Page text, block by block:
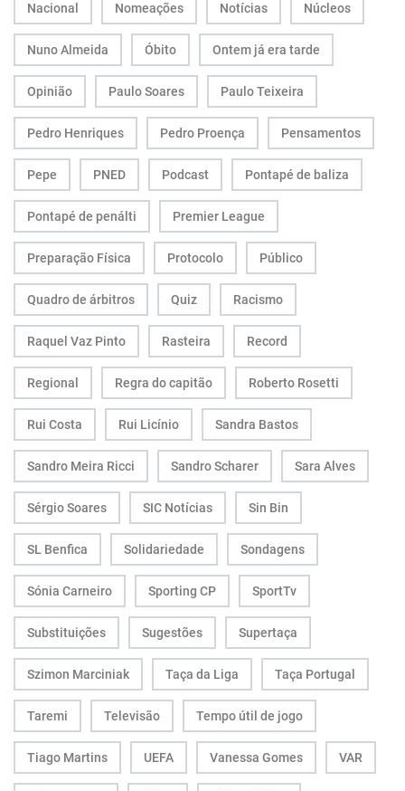
Nacional Nomeações Notícias Núcleos
Nuno Almeida Óbito Ontem já era tarde
Opinião Paulo Soares Paulo Teixeira
Pedro Henriques Pedro Proença Pensamentos
Pepe PNED Podcast Pontapé de baliza
Pontapé de penálti Premier League
Preparação Física Protocolo Público
Quadro de árbitros Quiz Racismo
Raquel Vaz Pinto Rasteira Record
Regional Regra do capitão Roberto Rosetti
Rui Costa Rui Licínio Sandra Bastos
Sandro Meira Ricci Sandro Scharer Sara Alves
Sérgio Soares SIC Notícias Sin Bin
SL Benfica Solidariedade Sondagens
Sónia Carneiro Sporting CP SportTv
Substituições Sugestões Supertaça
Szimon Marciniak Taça da Liga Taça Portugal
Taremi Televisão Tempo útil de jogo
Tiago Martins UEFA Vanessa Gomes VAR